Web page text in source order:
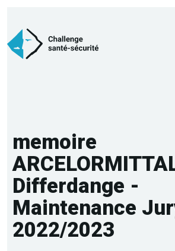
memoire
Differdange -
Maintenance
2022/2023